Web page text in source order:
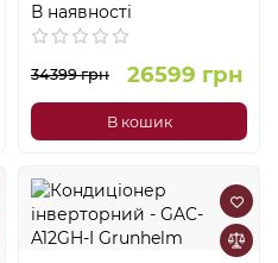
В наявності
34399 грн 26599 грн
В кошик